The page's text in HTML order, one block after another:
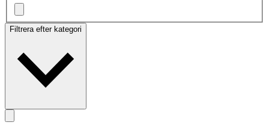
Filtrera efter kategori